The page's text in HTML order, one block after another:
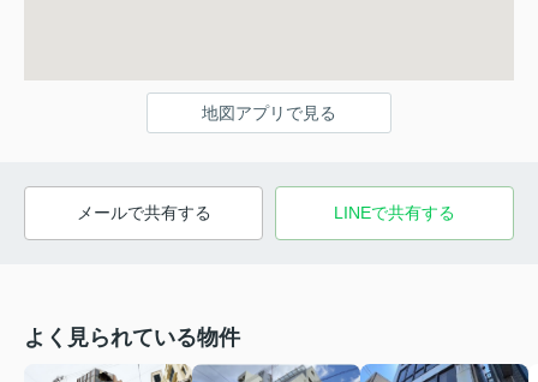
地図アプリで見る
メールで共有する LINEで共有する
よく見られている物件